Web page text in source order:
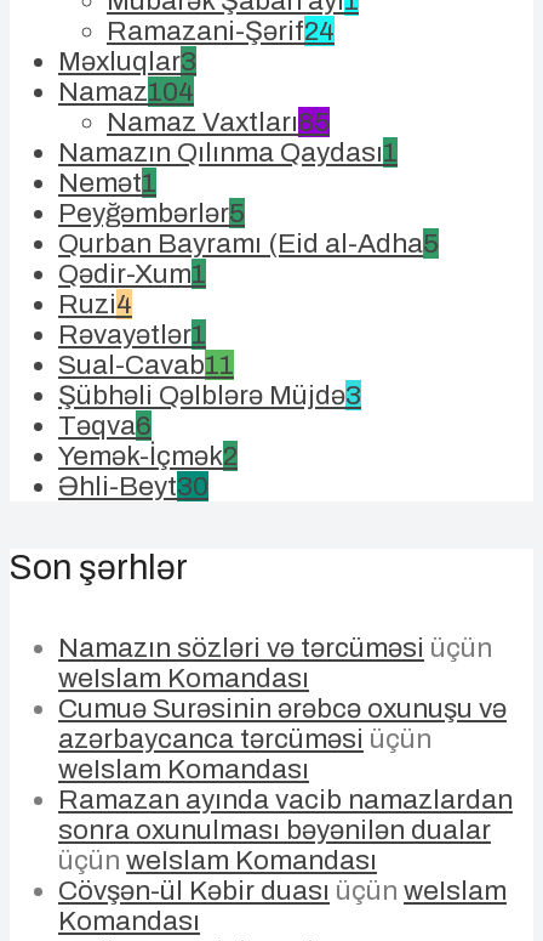
Ramazani-Şərif24
Məxluqlar3
Namaz104
Namaz Vaxtları85
Namazın Qılınma Qaydası1
Nemət1
Peyğəmbərlər5
Qurban Bayramı (Eid al-Adha5
Qədir-Xum1
Ruzi4
Rəvayətlər1
Sual-Cavab11
Şübhəli Qəlblərə Müjdə3
Təqva6
Yemək-İçmək2
Əhli-Beyt30
Son şərhlər
Namazın sözləri və tərcüməsi üçün
weIslam Komandası
Cumuə Surəsinin ərəbcə oxunuşu və
azərbaycanca tərcüməsi üçün
weIslam Komandası
Ramazan ayında vacib namazlardan
sonra oxunulması bəyənilən dualar
üçün weIslam Komandası
Cövşən-ül Kəbir duası üçün weIslam
Komandası